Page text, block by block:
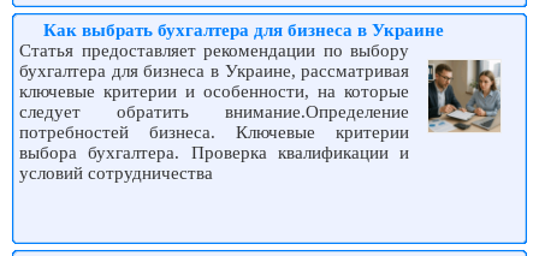
Как выбрать бухгалтера для бизнеса в Украине
Статья предоставляет рекомендации по выбору
бухгалтера для бизнеса в Украине, рассматривая
ключевые критерии и особенности, на которые
следует обратить внимание.Определение
потребностей бизнеса. Ключевые критерии
выбора бухгалтера. Проверка квалификации и
условий сотрудничества